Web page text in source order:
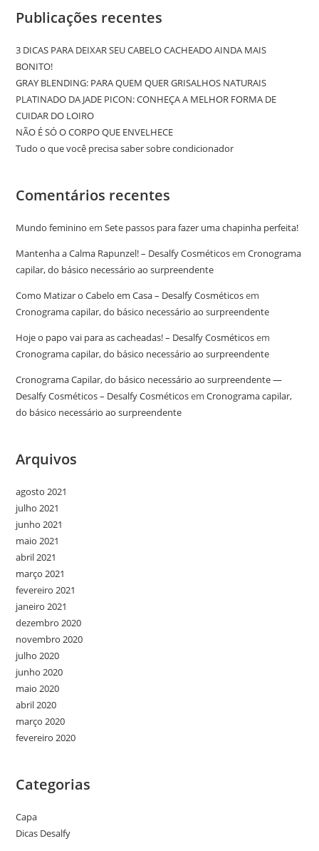
Publicações recentes
3 DICAS PARA DEIXAR SEU CABELO CACHEADO AINDA MAIS
BONITO!
GRAY BLENDING: PARA QUEM QUER GRISALHOS NATURAIS
PLATINADO DA JADE PICON: CONHEÇA A MELHOR FORMA DE
CUIDAR DO LOIRO
NÃO É SÓ O CORPO QUE ENVELHECE
Tudo o que você precisa saber sobre condicionador
Comentários recentes
Mundo feminino emSete passos para fazer uma chapinha perfeita!
Mantenha a Calma Rapunzel! – Desalfy CosméticosemCronograma
capilar, do básico necessário ao surpreendente
Como Matizar o Cabelo em Casa – Desalfy Cosméticosem
Cronograma capilar, do básico necessário ao surpreendente
Hoje o papo vai para as cacheadas! – Desalfy Cosméticosem
Cronograma capilar, do básico necessário ao surpreendente
Cronograma Capilar, do básico necessário ao surpreendente —
Desalfy Cosméticos – Desalfy CosméticosemCronograma capilar,
do básico necessário ao surpreendente
Arquivos
agosto 2021
julho 2021
junho 2021
maio 2021
abril 2021
março 2021
fevereiro 2021
janeiro 2021
dezembro 2020
novembro 2020
julho 2020
junho 2020
maio 2020
abril 2020
março 2020
fevereiro 2020
Categorias
Capa
Dicas Desalfy